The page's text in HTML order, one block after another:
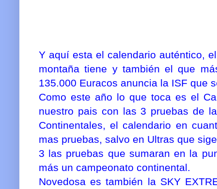
Y aquí esta el calendario auténtico,
montaña tiene y también el que
135.000 Euracos anuncia la ISF que
Como este año lo que toca es el
nuestro pais con las 3 pruebas de
Continentales, el calendario en
mas pruebas, salvo en Ultras que
3 las pruebas que sumaran en la
más un campeonato continental.
Novedosa es también la SKY